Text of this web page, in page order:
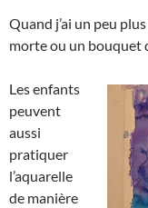
Quand j’ai un peu
morte ou un bouquet
Les enfants
peuvent
aussi
pratiquer
l’aquarelle
de manière